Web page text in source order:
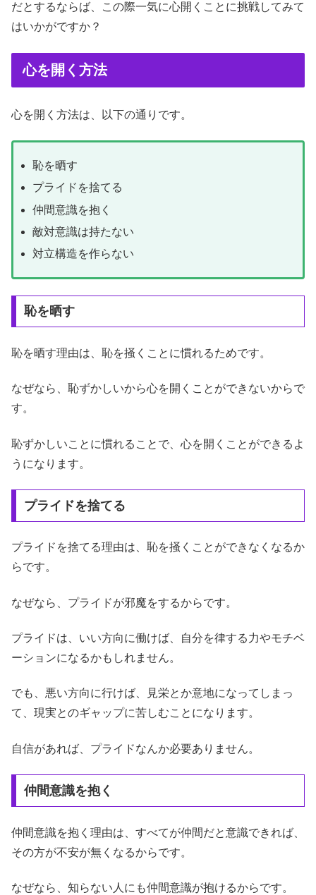
だとするならば、この際一気に心開くことに挑戦してみて
はいかがですか？
心を開く方法
心を開く方法は、以下の通りです。
恥を晒す
プライドを捨てる
仲間意識を抱く
敵対意識は持たない
対立構造を作らない
恥を晒す
恥を晒す理由は、恥を掻くことに慣れるためです。
なぜなら、恥ずかしいから心を開くことができないからで
す。
恥ずかしいことに慣れることで、心を開くことができるよ
うになります。
プライドを捨てる
プライドを捨てる理由は、恥を掻くことができなくなるか
らです。
なぜなら、プライドが邪魔をするからです。
プライドは、いい方向に働けば、自分を律する力やモチベ
ーションになるかもしれません。
でも、悪い方向に行けば、見栄とか意地になってしまっ
て、現実とのギャップに苦しむことになります。
自信があれば、プライドなんか必要ありません。
仲間意識を抱く
仲間意識を抱く理由は、すべてが仲間だと意識できれば、
その方が不安が無くなるからです。
なぜなら、知らない人にも仲間意識が抱けるからです。